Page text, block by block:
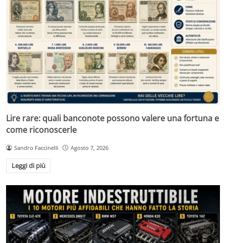
Lire rare: quali banconote possono valere una fortuna e
come riconoscerle
Sandro Faccinelli Agosto 7, 2026
Leggi di più